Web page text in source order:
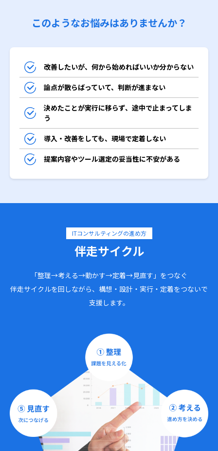
このようなお悩みはありませんか？
改善したいが、何から始めればいいか分からない
論点が散らばっていて、判断が進まない
決めたことが実行に移らず、途中で止まってしま
う
導入・改善をしても、現場で定着しない
提案内容やツール選定の妥当性に不安がある
ITコンサルティングの進め方
伴走サイクル
「整理→考える→動かす→定着→見直す」をつなぐ
伴走サイクルを回しながら、構想・設計・実行・定着をつないで
支援します。